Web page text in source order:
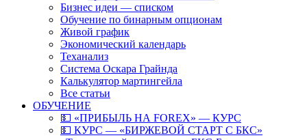
Бизнес идеи — списком
Обучение по бинарным опционам
Живой график
Экономический календарь
Теханализ
Система Оскара Грайнда
Калькулятор мартингейла
Все статьи
ОБУЧЕНИЕ
💵 «ПРИБЫЛЬ НА FOREX» — КУРС
💵 КУРС — «БИРЖЕВОЙ СТАРТ С БКС»